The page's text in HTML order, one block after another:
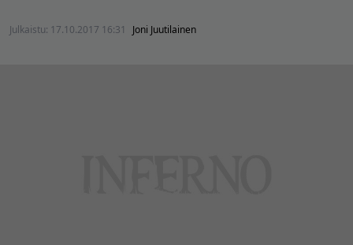
Julkaistu: 17.10.2017 16:31 Joni Juutilainen